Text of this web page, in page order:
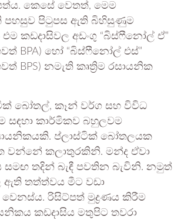
කෙසේ වෙතත්, මෙම
පහසුව පිටුපස ඇති බිහිසුණුම
කඩදාසිවල අඩංගු “බිස්ෆීනෝල් ඒ”
BPA) හෝ “බිස්ෆීනෝල් එස්”
BPS) නමැති කෘත්‍රිම රසායනික
බෝතල්, කෑන් වර්ග සහ විවිධ
සඳහා කාර්මිකව බහුලවම
ප්ලාස්ටික් බෝතලයක
වන්නේ කලාතුරකිනි. මන්ද ඒවා
සමඟ තදින් බැඳී පවතින බැවිනි. නමුත්
ඇති තත්ත්වය මීට වඩා
රිසිට්පත් මුද්‍රණය කිරීම
කඩදාසිය මතුපිට තවරා